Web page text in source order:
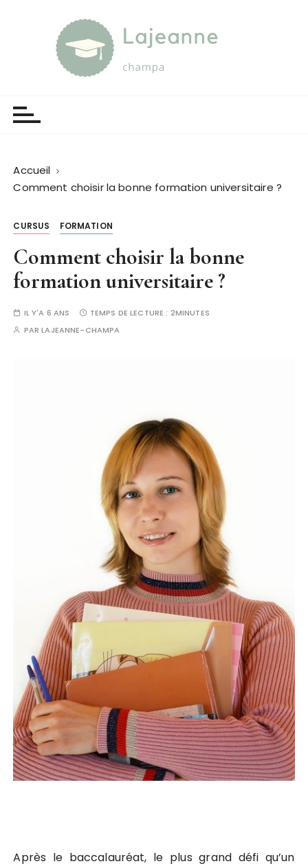
Accueil
Comment choisir la bonne formation universitaire ?
CURSUS FORMATION
Comment choisir la bonne
formation universitaire ?
IL Y'A 6 ANS TEMPS DE LECTURE : 2MINUTES
PARLAJEANNE-CHAMPA
Après le baccalauréat, le plus grand défi qu’un